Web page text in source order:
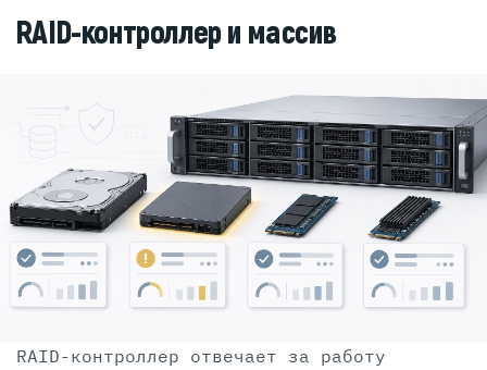
RAID-контроллер и массив
RAID-контроллер отвечает за работу